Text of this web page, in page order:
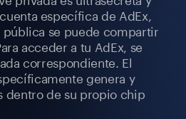
específica de AdEx,
se puede compartir
acceder a tu AdEx, se
correspondiente. El
genera y
dentro de su propio chip